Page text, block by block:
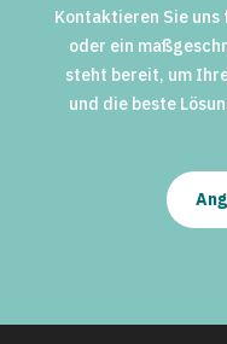
Kontaktieren Sie
oder ein
steht bereit, um
und die beste